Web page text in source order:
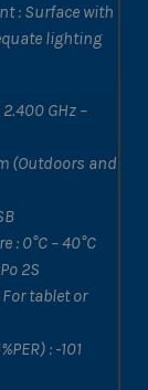
: Surface with
lighting
GHz –
(Outdoors and
: 0°C – 40°C
2S
tablet or
: -101